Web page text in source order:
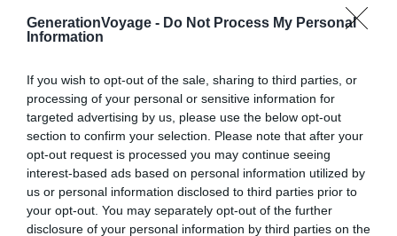
GenerationVoyage - Do Not Process My Personal
Information
If you wish to opt-out of the sale, sharing to third parties, or
processing of your personal or sensitive information for
targeted advertising by us, please use the below opt-out
section to confirm your selection. Please note that after your
opt-out request is processed you may continue seeing
interest-based ads based on personal information utilized by
us or personal information disclosed to third parties prior to
your opt-out. You may separately opt-out of the further
disclosure of your personal information by third parties on the
5. Grimpez une cascade de glace